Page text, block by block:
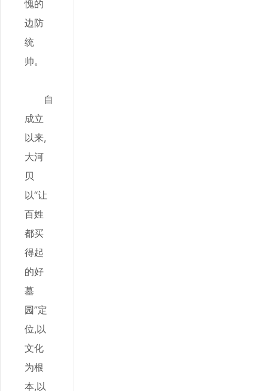
愧的
边防
统
帅。
自
成立
以来,
大河
贝
以“让
百姓
都买
得起
的好
墓
园”定
位,以
文化
为根
本,以